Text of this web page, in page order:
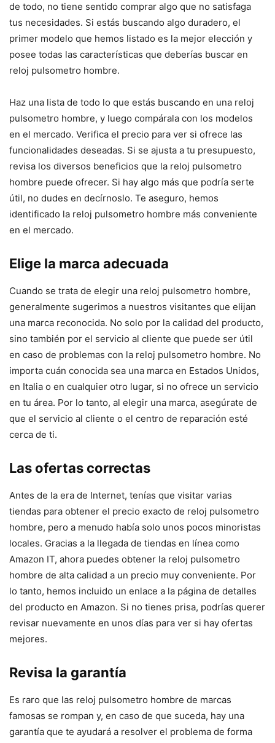
de todo, no tiene sentido comprar algo que no satisfaga
tus necesidades. Si estás buscando algo duradero, el
primer modelo que hemos listado es la mejor elección y
posee todas las características que deberías buscar en
reloj pulsometro hombre.
Haz una lista de todo lo que estás buscando en una reloj
pulsometro hombre, y luego compárala con los modelos
en el mercado. Verifica el precio para ver si ofrece las
funcionalidades deseadas. Si se ajusta a tu presupuesto,
revisa los diversos beneficios que la reloj pulsometro
hombre puede ofrecer. Si hay algo más que podría serte
útil, no dudes en decírnoslo. Te aseguro, hemos
identificado la reloj pulsometro hombre más conveniente
en el mercado.
Elige la marca adecuada
Cuando se trata de elegir una reloj pulsometro hombre,
generalmente sugerimos a nuestros visitantes que elijan
una marca reconocida. No solo por la calidad del producto,
sino también por el servicio al cliente que puede ser útil
en caso de problemas con la reloj pulsometro hombre. No
importa cuán conocida sea una marca en Estados Unidos,
en Italia o en cualquier otro lugar, si no ofrece un servicio
en tu área. Por lo tanto, al elegir una marca, asegúrate de
que el servicio al cliente o el centro de reparación esté
cerca de ti.
Las ofertas correctas
Antes de la era de Internet, tenías que visitar varias
tiendas para obtener el precio exacto de reloj pulsometro
hombre, pero a menudo había solo unos pocos minoristas
locales. Gracias a la llegada de tiendas en línea como
Amazon IT, ahora puedes obtener la reloj pulsometro
hombre de alta calidad a un precio muy conveniente. Por
lo tanto, hemos incluido un enlace a la página de detalles
del producto en Amazon. Si no tienes prisa, podrías querer
revisar nuevamente en unos días para ver si hay ofertas
mejores.
Revisa la garantía
Es raro que las reloj pulsometro hombre de marcas
famosas se rompan y, en caso de que suceda, hay una
garantía que te ayudará a resolver el problema de forma